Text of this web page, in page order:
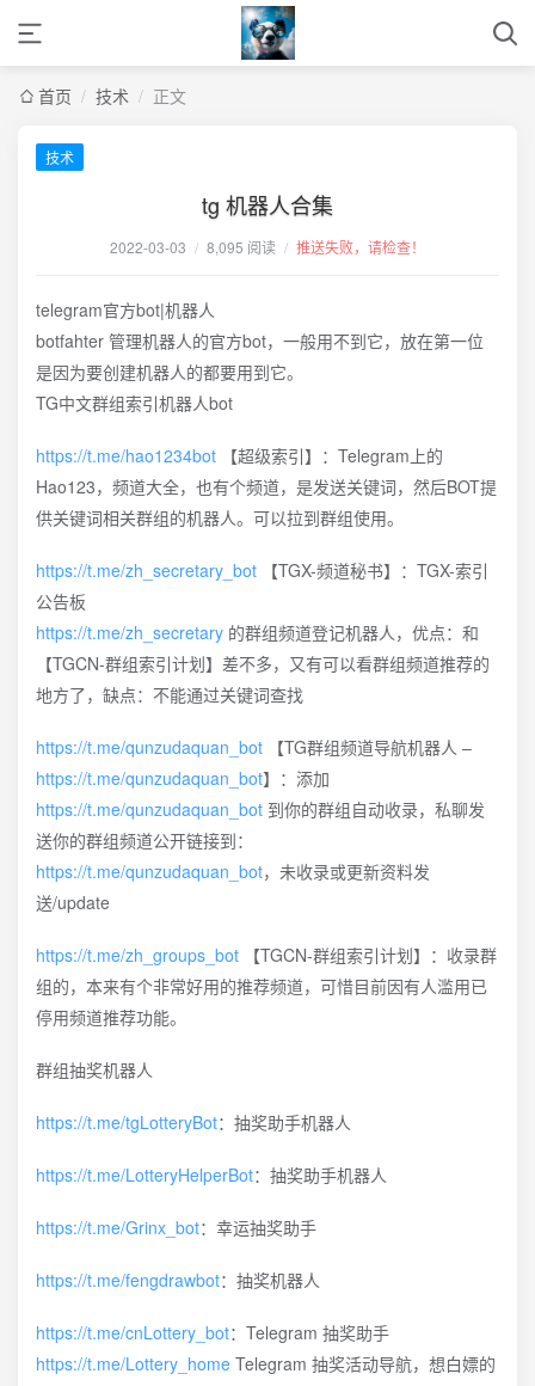
首页 / 技术 / 正文
技术
tg 机器人合集
2022-03-03 / 8,095 阅读 / 推送失败，请检查！
telegram官方bot|机器人
botfahter 管理机器人的官方bot，一般用不到它，放在第一位
是因为要创建机器人的都要用到它。
TG中文群组索引机器人bot
https://t.me/hao1234bot 【超级索引】：Telegram上的
Hao123，频道大全，也有个频道，是发送关键词，然后BOT提
供关键词相关群组的机器人。可以拉到群组使用。
https://t.me/zh_secretary_bot 【TGX-频道秘书】：TGX-索引
公告板
https://t.me/zh_secretary 的群组频道登记机器人，优点：和
【TGCN-群组索引计划】差不多，又有可以看群组频道推荐的
地方了，缺点：不能通过关键词查找
https://t.me/qunzudaquan_bot 【TG群组频道导航机器人 –
https://t.me/qunzudaquan_bot】：添加
https://t.me/qunzudaquan_bot 到你的群组自动收录，私聊发
送你的群组频道公开链接到：
https://t.me/qunzudaquan_bot，未收录或更新资料发
送/update
https://t.me/zh_groups_bot 【TGCN-群组索引计划】：收录群
组的，本来有个非常好用的推荐频道，可惜目前因有人滥用已
停用频道推荐功能。
群组抽奖机器人
https://t.me/tgLotteryBot：抽奖助手机器人
https://t.me/LotteryHelperBot：抽奖助手机器人
https://t.me/Grinx_bot：幸运抽奖助手
https://t.me/fengdrawbot：抽奖机器人
https://t.me/cnLottery_bot：Telegram 抽奖助手
https://t.me/Lottery_home Telegram 抽奖活动导航，想白嫖的